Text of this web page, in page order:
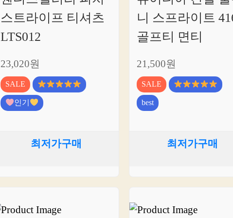
스트라이프 티셔츠
LTS012
23,020원
SALE
인기
최저가구매
니 스프라이트
골프티 면티
21,500원
SALE
best
최저가구매